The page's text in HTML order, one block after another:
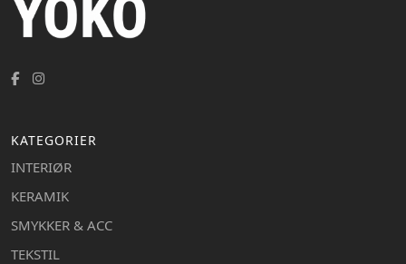
KATEGORIER
INTERIØR
KERAMIK
SMYKKER & ACC
TEKSTIL